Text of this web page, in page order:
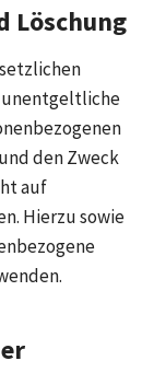
Löschung
unentgeltliche
den Zweck
auf
Hierzu sowie